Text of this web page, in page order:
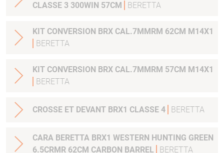
CLASSE 3 300WIN 57CM
BERETTA
KIT CONVERSION BRX CAL.7MMRM 62CM M14X1
BERETTA
KIT CONVERSION BRX CAL.7MMRM 57CM M14X1
BERETTA
CROSSE ET DEVANT BRX1 CLASSE 4 BERETTA
CARA BERETTA BRX1 WESTERN HUNTING GREEN
6.5CRMR 62CM CARBON BARREL
BERETTA